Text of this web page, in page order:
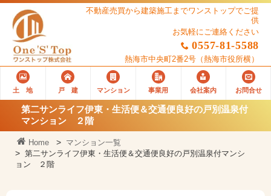
不動産売買から建築施工までワンストップでご提
供
お気軽にご連絡ください
0557-81-5588
熱海市中央町2番2号 （熱海市役所横）
土 地 戸 建 マンション 事業用 会社案内 お問合せ
第二サンライフ伊東・生活便＆交通便良好の戸別温泉付
マンション ２階
Home
マンション一覧
第二サンライフ伊東・生活便＆交通便良好の戸別温泉付マンシ
ョン ２階